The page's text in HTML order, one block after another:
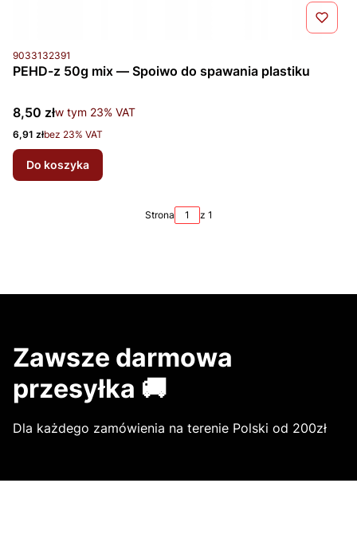
Kod produktu
9033132391
PEHD-z 50g mix — Spoiwo do spawania plastiku
Cena brutto
8,50 złw tym %s VAT
w tym 23% VAT
Cena netto
6,91 złbez 23% VAT
Do koszyka
Strona z 1
Zawsze darmowa
przesyłka 🚚
Dla każdego zamówienia na terenie Polski od 200zł